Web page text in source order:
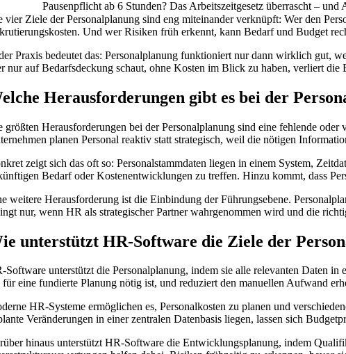
Pausenpflicht ab 6 Stunden? Das Arbeitszeitgesetz überrascht –
vier Ziele der Personalplanung sind eng miteinander verknüpft: Wer den
Und wer Risiken früh erkennt, kann Bedarf und Budget
Praxis bedeutet das: Personalplanung funktioniert nur dann wirklich gut,
nur auf Bedarfsdeckung schaut, ohne Kosten im Blick zu haben, verliert
Herausforderungen gibt es bei der
größten Herausforderungen bei der Personalplanung sind eine fehlende
planen Personal reaktiv statt strategisch, weil die nötigen
zeigt sich das oft so: Personalstammdaten liegen in einem System,
Bedarf oder Kostenentwicklungen zu treffen. Hinzu kommt, dass
weitere Herausforderung ist die Einbindung der Führungsebene.
nur, wenn HR als strategischer Partner wahrgenommen wird und die
unterstützt HR-Software die Ziele der
Software unterstützt die Personalplanung, indem sie alle relevanten Daten
für eine fundierte Planung nötig ist, und reduziert den manuellen Aufwand
HR-Systeme ermöglichen es, Personalkosten zu planen und
Veränderungen in einer zentralen Datenbasis liegen, lassen sich
hinaus unterstützt HR-Software die Entwicklungsplanung, indem